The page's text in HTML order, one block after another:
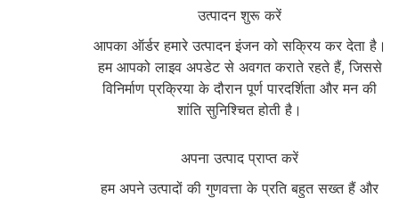
उत्पादन शुरू करें
आपका ऑर्डर हमारे उत्पादन इंजन को सक्रिय कर देता है।
हम आपको लाइव अपडेट से अवगत कराते रहते हैं, जिससे
विनिर्माण प्रक्रिया के दौरान पूर्ण पारदर्शिता और मन की
शांति सुनिश्चित होती है।
अपना उत्पाद प्राप्त करें
हम अपने उत्पादों की गुणवत्ता के प्रति बहुत सख्त हैं और